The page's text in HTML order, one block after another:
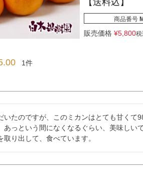
【送料込】
商品番号
販売価格 ¥5,800税
1
いたのですが、このミカンはとても甘くて
あっという間になくなるぐらい、美味しい
取り出して、食べています。